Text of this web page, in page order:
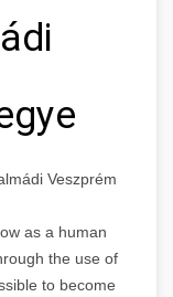
Veszprém
as a human
the use of
to become